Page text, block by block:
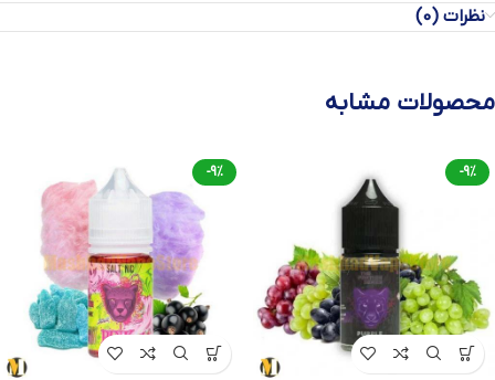
نظرات (0)
محصولات مشابه
-9%
-9%